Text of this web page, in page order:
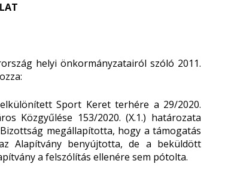
helyi önkormányzatairól szóló 2011.
Sport Keret terhére a 29/2020.
Közgyűlése 153/2020. (X.1.) határozata
megállapította, hogy a támogatás
Alapítvány benyújtotta, de a beküldött
a felszólítás ellenére sem pótolta.